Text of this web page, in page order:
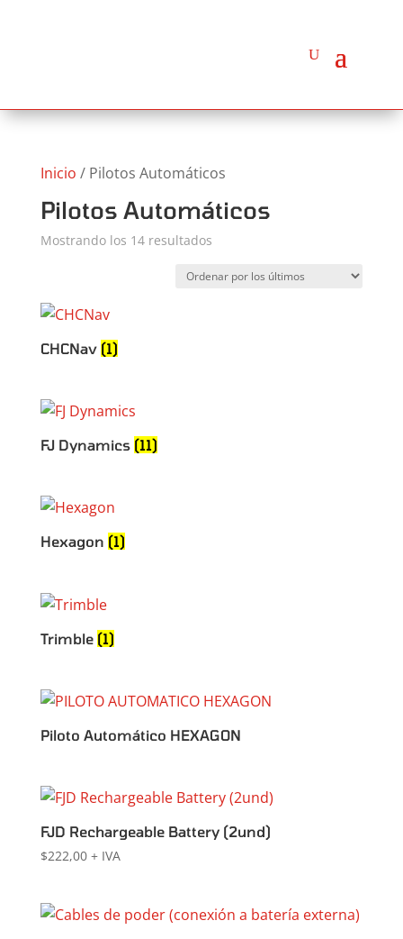
Inicio / Pilotos Automáticos
Pilotos Automáticos
Mostrando los 14 resultadosOrdenado
los
CHCNav (1)
FJ Dynamics (11)
Hexagon (1)
Trimble (1)
Piloto Automático HEXAGON
FJD Rechargeable Battery (2und)
$222,00 + IVA